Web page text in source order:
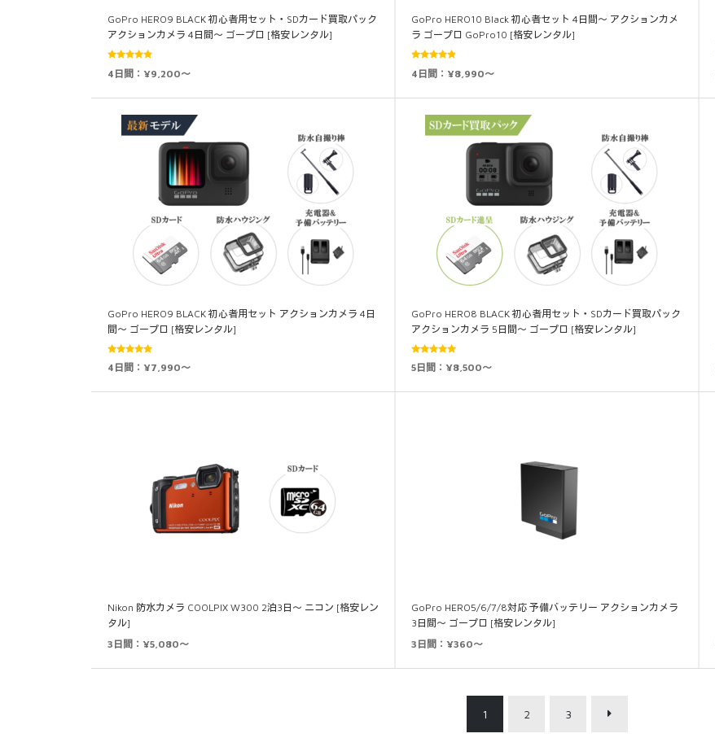
GoPro HERO9 BLACK 初心者用セット・SDカード買取パック
アクションカメラ 4日間～ ゴープロ [格安レンタル]
5段階中
5.00の評価
4日間：¥9,200～
GoPro HERO10 Black 初心者セット 4日間～ アクションカメ
ラ ゴープロ GoPro10 [格安レンタル]
5段階中
4.75 の評
4日間：¥8,990～
GoPro HERO9 BLACK 初心者用セット アクションカメラ 4日
間～ ゴープロ [格安レンタル]
5段階中
4日間：¥7,990～
GoPro HERO8 BLACK 初心者用セット・SDカード買取パック
アクションカメラ 5日間～ ゴープロ [格安レンタル]
5段階中
5日間：¥8,500～
Nikon 防水カメラ COOLPIX W300 2泊3日～ ニコン [格安レン
タル]
3日間：¥5,080～
GoPro HERO5/6/7/8対応 予備バッテリー アクションカメラ
3日間～ ゴープロ [格安レンタル]
3日間：¥360～
1 2 3